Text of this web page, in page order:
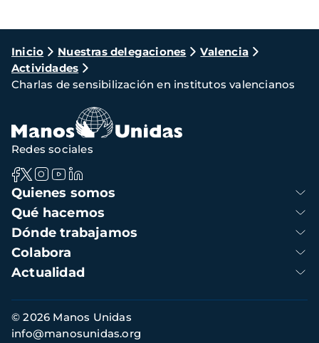
Ruta
de
navegación
Inicio Nuestras delegaciones
Valencia
Actividades
Charlas de sensibilización en institutos valencianos
Navegación
principal
Quienes somos
Qué hacemos
Dónde trabajamos
Colabora
Actualidad
Redes sociales
Información
de
© 2026 Manos Unidas
info@manosunidas.org